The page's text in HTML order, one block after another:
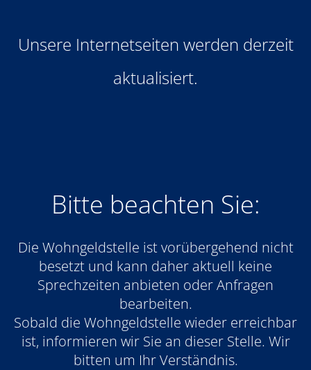
Unsere Internetseiten werden derzeit
aktualisiert.
Bitte beachten Sie:
Die Wohngeldstelle ist vorübergehend nicht
besetzt und kann daher aktuell keine
Sprechzeiten anbieten oder Anfragen
bearbeiten.
Sobald die Wohngeldstelle wieder erreichbar
ist, informieren wir Sie an dieser Stelle. Wir
bitten um Ihr Verständnis.